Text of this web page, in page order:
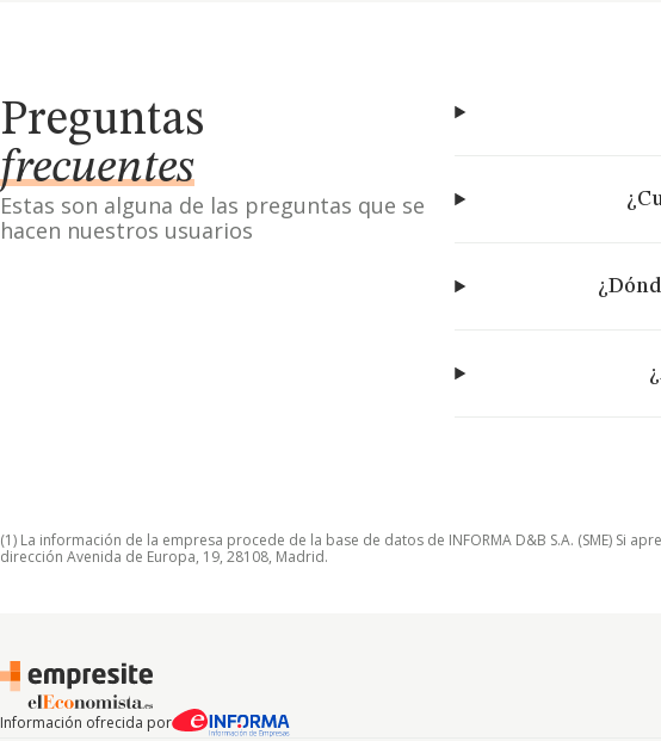
Preguntas
frecuentes
Estas son alguna de las preguntas que se
hacen nuestros usuarios
(1) La información de la empresa procede de la base de datos de INFORMA D&B S.A. (SME)
dirección Avenida de Europa, 19, 28108, Madrid.
Información ofrecida por